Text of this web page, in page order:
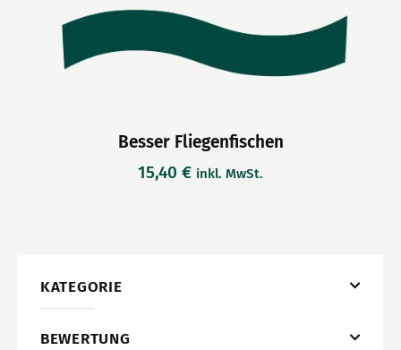
Besser Fliegenfischen
15,40 € inkl. MwSt.
KATEGORIE
BEWERTUNG